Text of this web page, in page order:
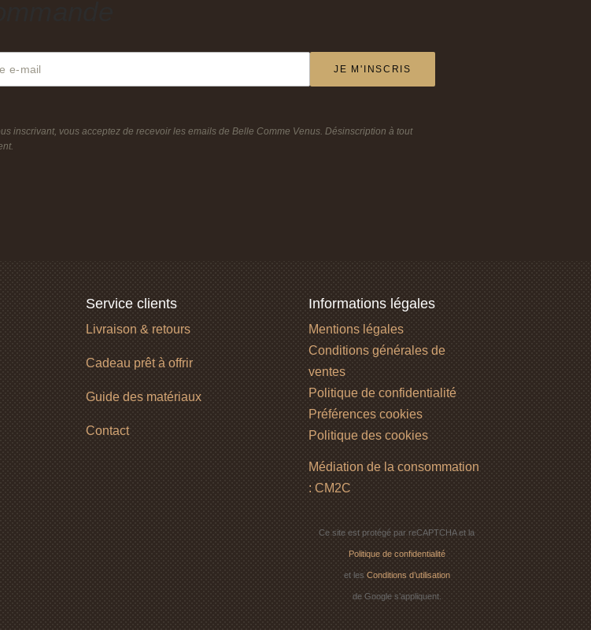
JE M'INSCRIS
inscrivant, vous acceptez de recevoir les emails de Belle Comme Venus. Désinscription à tout
Service clients
Livraison & retours
Cadeau prêt à offrir
Guide des matériaux
Contact
Informations légales
Mentions légales
Conditions générales de
ventes
Politique de confidentialité
Préférences cookies
Politique des cookies
Médiation de la consommation
: CM2C
Ce site est protégé par reCAPTCHA et la
Politique de confidentialité
et les Conditions d’utilisation
de Google s’appliquent.